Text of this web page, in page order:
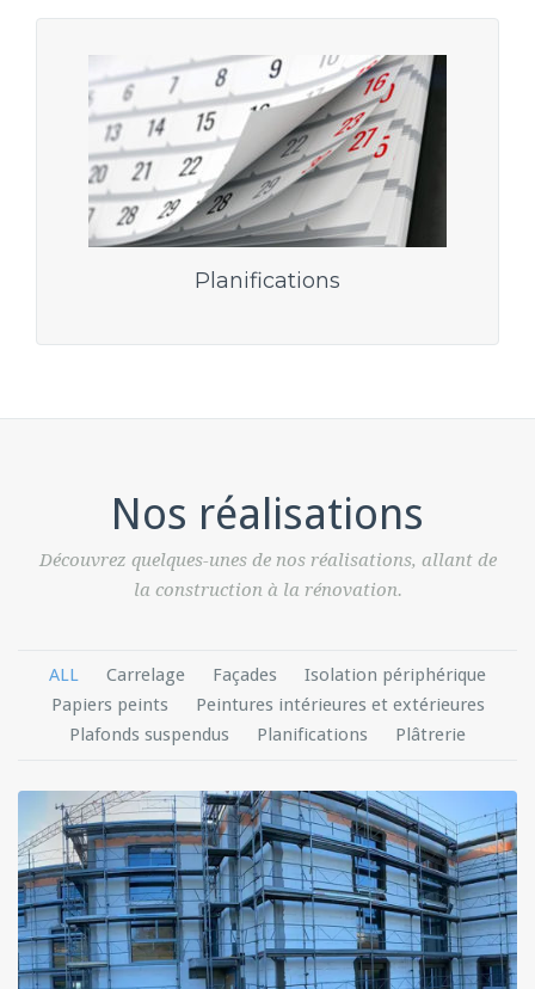
Planifications
Nos réalisations
Découvrez quelques-unes de nos réalisations, allant de
la construction à la rénovation.
ALL Carrelage Façades
Isolation périphérique
Papiers peints
Peintures intérieures et extérieures
Plafonds suspendus
Planifications Plâtrerie